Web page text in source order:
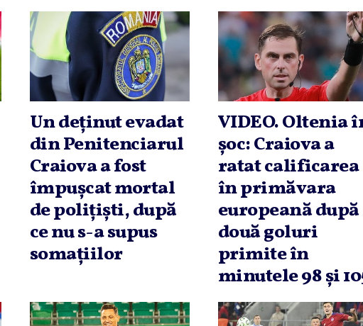
Un deţinut evadat
din Penitenciarul
Craiova a fost
împuşcat mortal
de poliţişti, după
ce nu s-a supus
somaţiilor
VIDEO. Oltenia
şoc: Craiova a
ratat calificarea
în primăvara
europeană după
două goluri
primite în
minutele 98 şi